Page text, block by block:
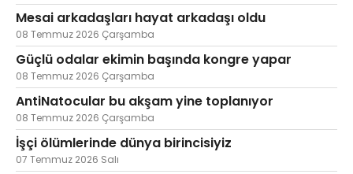
Mesai arkadaşları hayat arkadaşı oldu
08 Temmuz 2026 Çarşamba
Güçlü odalar ekimin başında kongre yapar
08 Temmuz 2026 Çarşamba
AntiNatocular bu akşam yine toplanıyor
08 Temmuz 2026 Çarşamba
İşçi ölümlerinde dünya birincisiyiz
07 Temmuz 2026 Salı